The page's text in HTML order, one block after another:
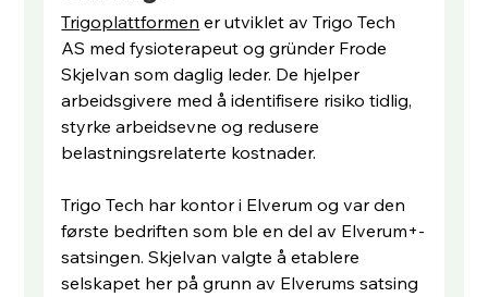
Trigoplattformen er utviklet av Trigo Tech
AS med fysioterapeut og gründer Frode
Skjelvan som daglig leder. De hjelper
arbeidsgivere med å identifisere risiko tidlig,
styrke arbeidsevne og redusere
belastningsrelaterte kostnader.
Trigo Tech har kontor i Elverum og var den
første bedriften som ble en del av Elverum+-
satsingen. Skjelvan valgte å etablere
selskapet her på grunn av Elverums satsing